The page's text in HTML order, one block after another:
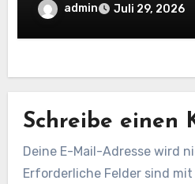
admin Juli 29, 2026
Schreibe einen
Deine E-Mail-Adresse wird
Erforderliche Felder sind mit